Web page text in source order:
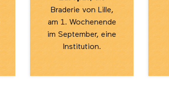
Braderie von Lille,
am 1. Wochenende
im September, eine
Institution.